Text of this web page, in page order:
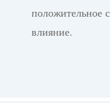
положительное
влияние.